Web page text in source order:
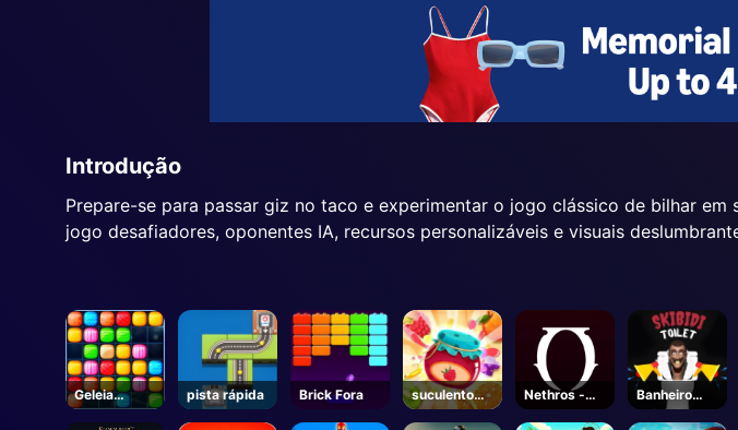
Introdução
Prepare-se para passar giz no taco e experimentar o jogo clássico de bilhar
jogo desafiadores, oponentes IA, recursos personalizáveis e visuais
Geleia
Colapso
pista rápida Brick Fora
suculento
Dash
Nethros -
Roblox
Banheiro
Skibidi